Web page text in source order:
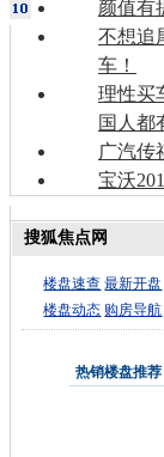
颜值有
不想追
车！
理性买
国人都
广汽传
宝沃
搜狐焦点网
楼盘速查 最新开盘
楼盘动态 购房导航
热销楼盘推荐